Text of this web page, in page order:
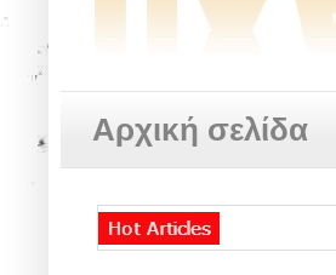
Αρχική σελίδα